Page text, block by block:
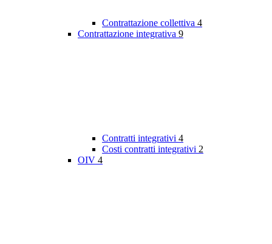
Contrattazione collettiva 4
Contrattazione integrativa 9
Contratti integrativi 4
Costi contratti integrativi 2
OIV 4